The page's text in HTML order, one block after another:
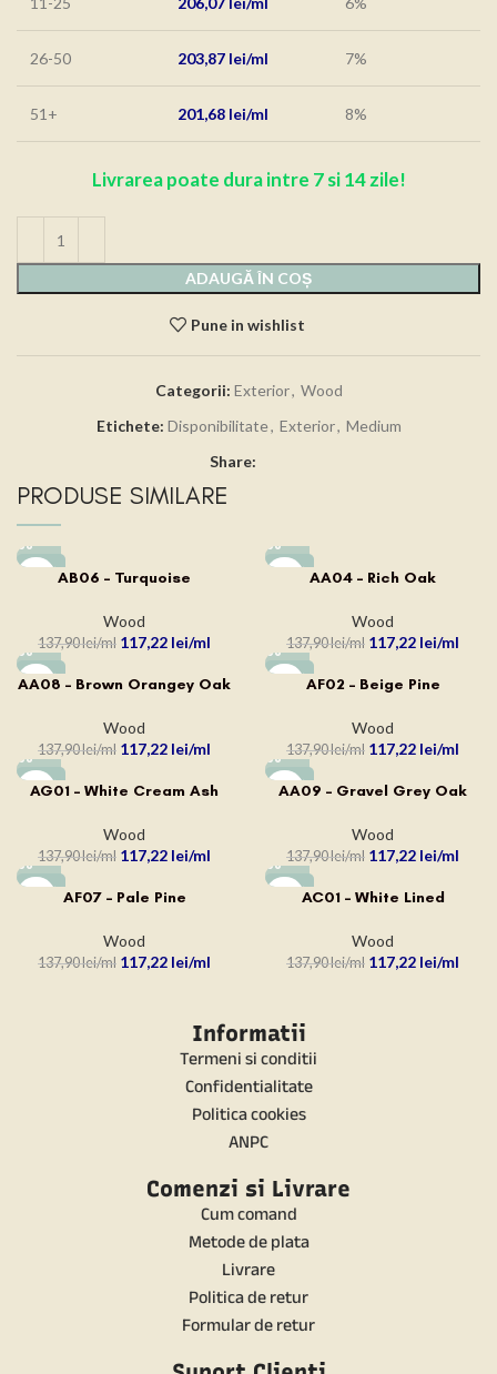
26-50 203,87 lei 7%
51+ 201,68 lei 8%
Livrarea poate dura intre 7 si 14 zile!
ADAUGĂ ÎN COȘ
Pune in wishlist
Categorii: Exterior, Wood
Etichete: Disponibilitate, Exterior, Medium
Share:
PRODUSE SIMILARE
-15%AB06 – Turquoise
Wood
137,90lei 117,22 lei
-15% AA04 – Rich Oak
Wood
137,90lei 117,22 lei
-15%
AA08 – Brown Orangey Oak
Wood
137,90lei 117,22 lei
-15%AF02 – Beige Pine
Wood
137,90lei 117,22 lei
-15%
AG01 – White Cream Ash
Wood
137,90lei 117,22 lei
-15%
AA09 – Gravel Grey Oak
Wood
137,90lei 117,22 lei
-15% AF07 – Pale Pine
Wood
137,90lei 117,22 lei
-15%AC01 – White Lined
Wood
137,90lei 117,22 lei
Informatii
Termeni si conditii
Confidentialitate
Politica cookies
ANPC
Comenzi si Livrare
Cum comand
Metode de plata
Livrare
Politica de retur
Formular de retur